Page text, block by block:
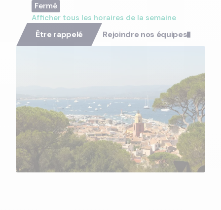
Afficher tous les horaires de la semaine
Être rappelé Rejoindre nos équipes